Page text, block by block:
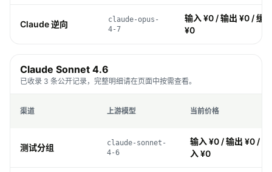
Claude 逆向
claude-opus-
4-7
输入 ¥0 / 输出 ¥0 / 缓
¥0
Claude Sonnet 4.6
已收录 3 条公开记录，完整明细请在页面中按需查看。
渠道 上游模型 当前价格
测试分组
claude-sonnet-
4-6
输入 ¥0 / 输出 ¥0 /
入 ¥0